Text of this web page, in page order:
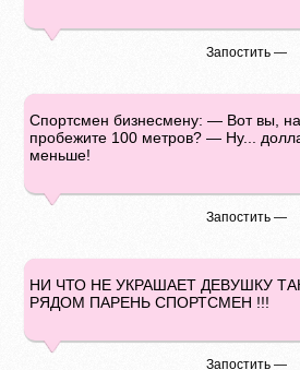
Запостить —
Спортсмен бизнесмену: — Вот вы,
пробежите 100 метров? — Ну...
меньше!
Запостить —
НИ ЧТО НЕ УКРАШАЕТ ДЕВУШКУ
РЯДОМ ПАРЕНЬ СПОРТСМЕН !!!
Запостить —